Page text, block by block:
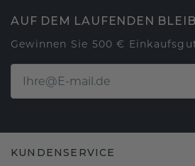
AUF DEM LAUFENDEN
Gewinnen Sie 500 €
KUNDENSERVICE